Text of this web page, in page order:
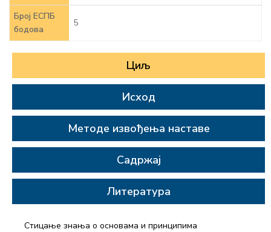
Број ЕСПБ
бодова
5
Циљ
Исход
Методе извођења наставе
Садржај
Литература
Стицање знања о основама и принципима